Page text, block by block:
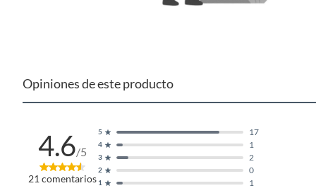
focos led para iluminar tu hogar de forma eficiente y
Opiniones de este producto
4.6/5
21 comentarios 1 1
2 0
3 2
4 1
5 17